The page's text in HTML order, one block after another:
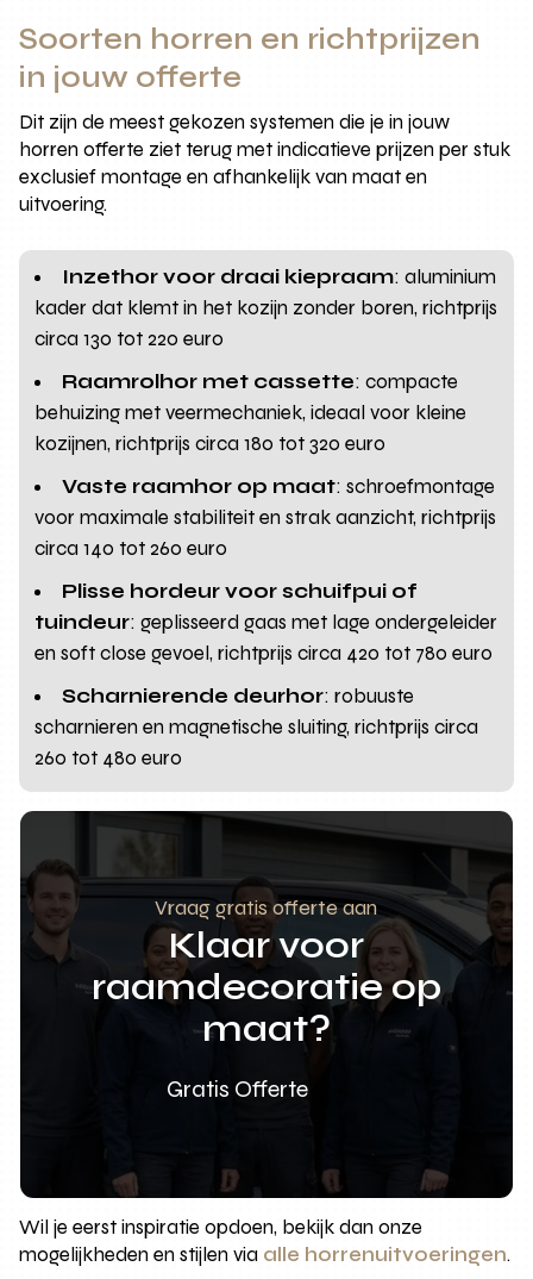
Soorten horren en richtprijzen
in jouw offerte
Dit zijn de meest gekozen systemen die je in jouw
horren offerte ziet terug met indicatieve prijzen per stuk
exclusief montage en afhankelijk van maat en
uitvoering.
Inzethor voor draai kiepraam: aluminium
kader dat klemt in het kozijn zonder boren, richtprijs
circa 130 tot 220 euro
Raamrolhor met cassette: compacte
behuizing met veermechaniek, ideaal voor kleine
kozijnen, richtprijs circa 180 tot 320 euro
Vaste raamhor op maat: schroefmontage
voor maximale stabiliteit en strak aanzicht, richtprijs
circa 140 tot 260 euro
Plisse hordeur voor schuifpui of
tuindeur: geplisseerd gaas met lage ondergeleider
en soft close gevoel, richtprijs circa 420 tot 780 euro
Scharnierende deurhor: robuuste
scharnieren en magnetische sluiting, richtprijs circa
260 tot 480 euro
Vraag gratis offerte aan
Klaar voor
raamdecoratie op
maat?
Gratis Offerte
Wil je eerst inspiratie opdoen, bekijk dan onze
mogelijkheden en stijlen via alle horrenuitvoeringen.